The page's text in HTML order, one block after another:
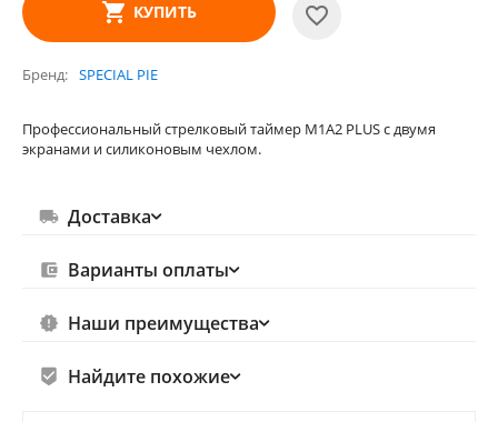
КУПИТЬ
Бренд SPECIAL PIE
Профессиональный стрелковый таймер М1А2 PLUS с двумя
экранами и силиконовым чехлом.
Доставка
Варианты оплаты
Наши преимущества
Найдите похожие